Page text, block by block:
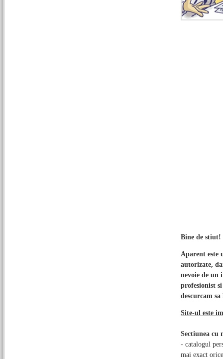
Bine de stiut!
Aparent este
autorizate,
nevoie de un
profesionist
descurcam
Site-ul este
Sectiunea cu
- catalogul
mai exact